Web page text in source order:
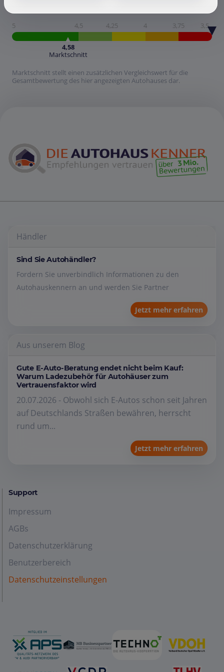
5 4,5 4,25 4 3,75 3,5
4,58
Marktschnitt
Marktschnitt stellt einen zusätzlichen Vergleichswert für die
Gesamtbewertung des hier angezeigten Autohauses dar.
Händler
Sind Sie Autohändler?
Fordern Sie unverbindlich Informationen zu den
Autohauskennern an und werden Sie Partner
Jetzt mehr erfahren
Aus unserem Blog
Gute E-Auto-Beratung endet nicht beim Kauf:
Warum Ladezubehör für Autohäuser zum
Vertrauensfaktor wird
20.07.2026 - Obwohl sich E-Autos schon seit Jahren
auf Deutschlands Straßen bewähren, herrscht
rund um...
Jetzt mehr erfahren
Support
Impressum
AGBs
Datenschutzerklärung
Benutzerbereich
Datenschutzeinstellungen